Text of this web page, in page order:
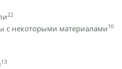
22
с некоторыми материалами10
13